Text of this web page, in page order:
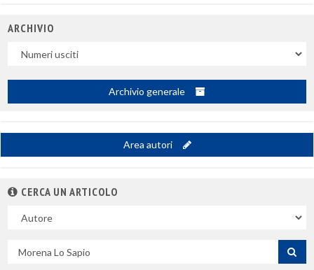
ARCHIVIO
Archivio generale
Area autori
CERCA UN ARTICOLO
campo
per